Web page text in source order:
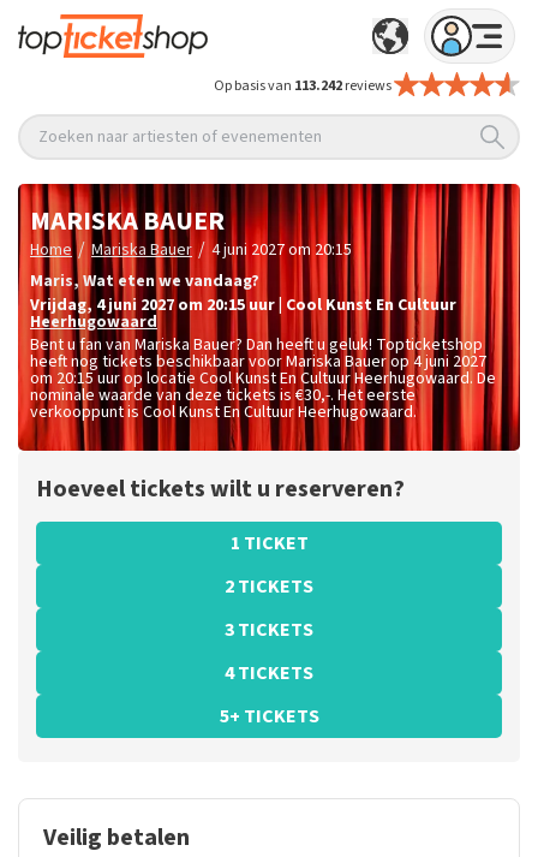
Op basis van 113.242reviews
Zoeken naar artiesten of evenementen
MARISKA BAUER
Home / Mariska Bauer / 4 juni 2027 om 20:15
Maris, Wat eten we vandaag?
vrijdag, 4 juni 2027 om 20:15 uur Cool Kunst En Cultuur
Heerhugowaard
Bent u fan van Mariska Bauer? Dan heeft u geluk! Topticketshop
heeft nog tickets beschikbaar voor Mariska Bauer op 4 juni 2027
om 20:15 uur op locatie Cool Kunst En Cultuur Heerhugowaard. De
nominale waarde van deze tickets is €30,-. Het eerste
verkooppunt is Cool Kunst En Cultuur Heerhugowaard.
Hoeveel tickets wilt u reserveren?
1 TICKET
2 TICKETS
3 TICKETS
4 TICKETS
5+ TICKETS
Veilig betalen